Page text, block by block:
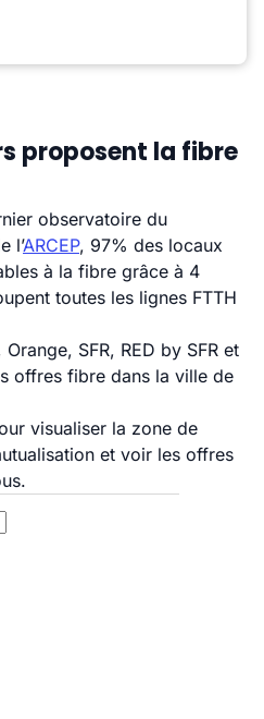
proposent la fibre
observatoire du
l’ARCEP, 97% des locaux
à la fibre grâce à 4
toutes les lignes FTTH
SFR, RED by SFR et
offres fibre dans la ville de
visualiser la zone de
et voir les offres